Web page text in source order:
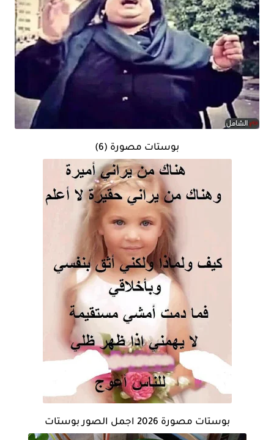
بوستات مصورة (6)
بوستات مصورة 2026 اجمل الصور بوستات